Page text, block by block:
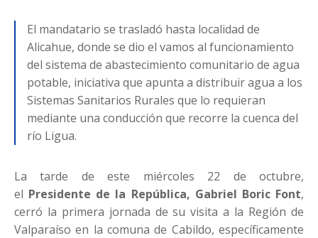
El mandatario se trasladó hasta localidad de
Alicahue, donde se dio el vamos al funcionamiento
del sistema de abastecimiento comunitario de agua
potable, iniciativa que apunta a distribuir agua a los
Sistemas Sanitarios Rurales que lo requieran
mediante una conducción que recorre la cuenca del
río Ligua.
La tarde de este miércoles 22 de octubre,
el Presidente de la República, Gabriel Boric Font,
cerró la primera jornada de su visita a la Región de
Valparaíso en la comuna de Cabildo, específicamente